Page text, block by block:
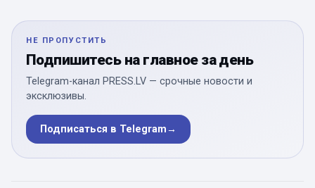
НЕ ПРОПУСТИТЬ
Подпишитесь на главное за день
Telegram-канал PRESS.LV — срочные новости и
эксклюзивы.
Подписаться в Telegram→